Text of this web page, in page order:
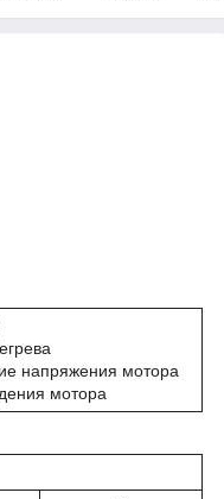
напряжения мотора
мотора